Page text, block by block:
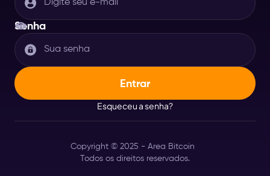
Senha
Esqueceu a senha?
Copyright © 2025 - Area Bitcoin
Todos os direitos reservados.